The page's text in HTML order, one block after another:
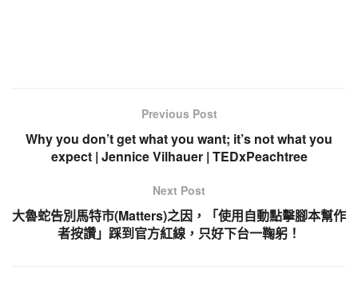
Previous Post
Why you don’t get what you want; it’s not what you
expect | Jennice Vilhauer | TEDxPeachtree
Next Post
大魯蛇告別馬特市(Matters)之因，「使用自動點擊腳本幫作
者按讚」踩到官方紅線，只好下台一鞠躬！